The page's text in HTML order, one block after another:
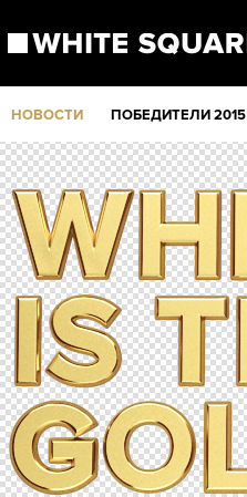
НОВОСТИ ПОБЕДИТЕЛИ 2015